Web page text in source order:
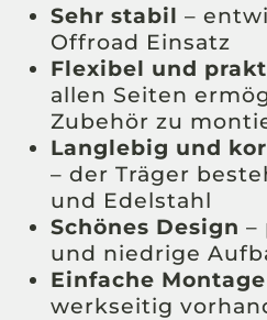
Sehr stabil –
Offroad Einsatz
Flexibel und
allen Seiten
Zubehör zu
Langlebig und
– der Träger
und Edelstahl
Schönes Design –
und niedrige
Einfache Montage
werkseitig